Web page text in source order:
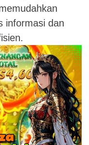
informasi dan